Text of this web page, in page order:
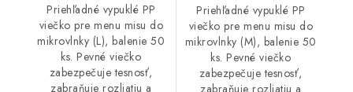
Priehľadné vypuklé PP
viečko pre menu misu do
mikrovlnky (L), balenie 50
ks. Pevné viečko
zabezpečuje tesnosť,
zabraňuje rozliatiu a
Priehľadné vypuklé PP
viečko pre menu misu do
mikrovlnky (M), balenie 50
ks. Pevné viečko
zabezpečuje tesnosť,
zabraňuje rozliatiu a